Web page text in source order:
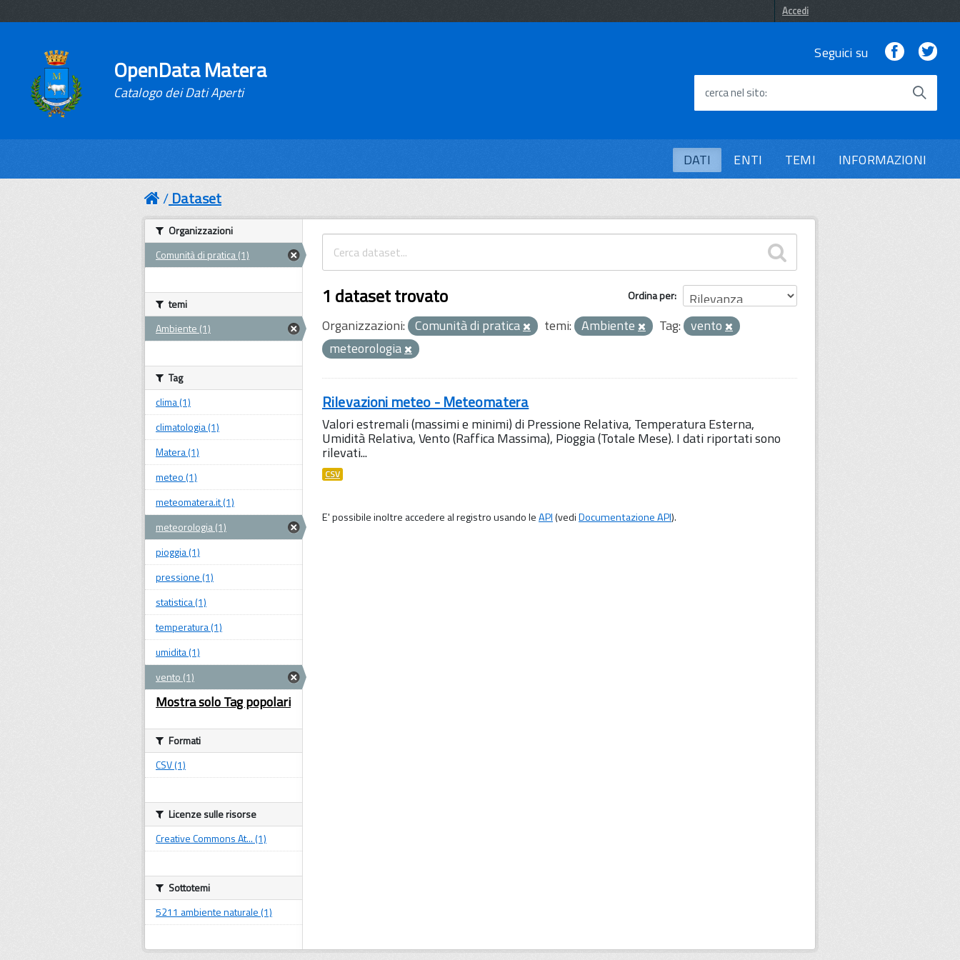
Accedi
OpenData Matera
Catalogo dei Dati Aperti
Seguici su Facebook
cerca nel sito
DATI ENTI TEMI INFORMAZIONI
Dataset
Ordina per
1 dataset trovato
Organizzazioni: Comunità di pratica temi: Ambiente Tag: vento
meteorologia
Rilevazioni meteo - Meteomatera
Valori estremali (massimi e minimi) di Pressione Relativa, Temperatura Esterna,
Umidità Relativa, Vento (Raffica Massima), Pioggia (Totale Mese). I dati riportati sono
rilevati...
CSV
E' possibile inoltre accedere al registro usando leAPI(vediDocumentazione API).
Organizzazioni
Comunità di pratica (1)
temi
Ambiente (1)
Tag
clima (1)
climatologia (1)
Matera (1)
meteo (1)
meteomatera.it (1)
meteorologia (1)
pioggia (1)
pressione (1)
statistica (1)
temperatura (1)
umidita (1)
vento (1)
Mostra solo Tag popolari
Formati
CSV (1)
Licenze sulle risorse
Creative Commons At... (1)
Sottotemi
5211 ambiente naturale (1)